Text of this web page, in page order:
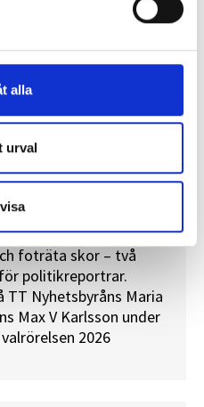
alla
urval
att sprinta ett
foträta skor – två
politikreportrar.
Nyhetsbyråns Maria
Max V Karlsson under
2026